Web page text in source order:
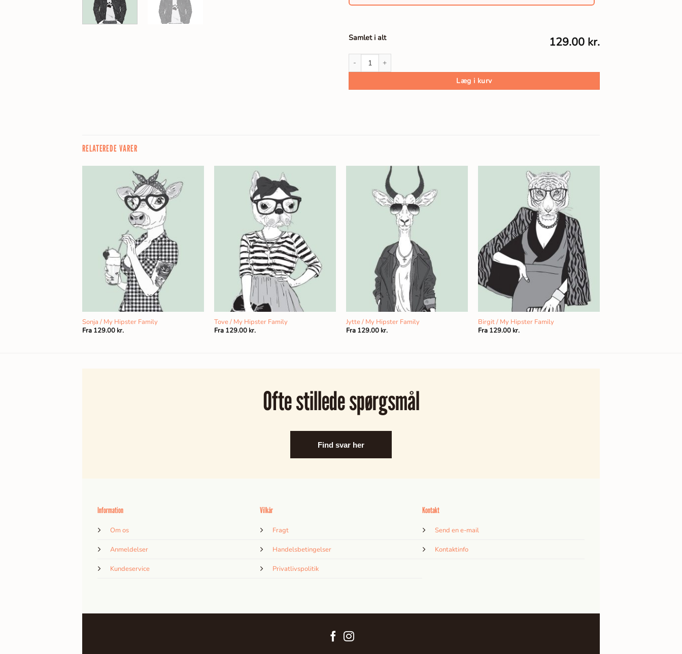
Samlet i alt 129.00 kr.
Poul / My Hipster Family antal
Læg i kurv
RELATEREDE VARER
Sonja / My Hipster Family
Fra 129.00 kr.
Tove / My Hipster Family
Fra 129.00 kr.
Jytte / My Hipster Family
Fra 129.00 kr.
Birgit / My Hipster Family
Fra 129.00 kr.
Ofte stillede spørgsmål
Find svar her
Information
Om os
Anmeldelser
Kundeservice
Vilkår
Fragt
Handelsbetingelser
Privatlivspolitik
Kontakt
Send en e-mail
Kontaktinfo